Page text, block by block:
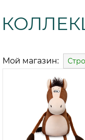
Мой магазин: